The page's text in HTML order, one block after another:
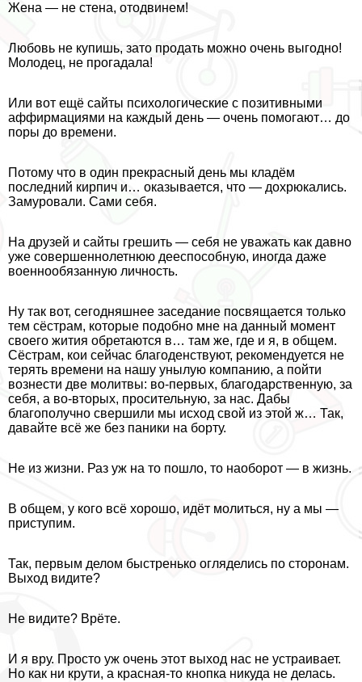
Жена — не стена, отодвинем!
Любовь не купишь, зато продать можно очень выгодно!
Молодец, не прогадала!
Или вот ещё сайты психологические с позитивными
аффирмациями на каждый день — очень помогают… до
поры до времени.
Потому что в один прекрасный день мы кладём
последний кирпич и… оказывается, что — дохрюкались.
Замуровали. Сами себя.
На друзей и сайты грешить — себя не уважать как давно
уже совершеннолетнюю дееспособную, иногда даже
военнообязанную личность.
Ну так вот, сегодняшнее заседание посвящается только
тем сёстрам, которые подобно мне на данный момент
своего жития обретаются в… там же, где и я, в общем.
Сёстрам, кои сейчас благоденствуют, рекомендуется не
терять времени на нашу унылую компанию, а пойти
вознести две молитвы: во-первых, благодарственную, за
себя, а во-вторых, просительную, за нас. Дабы
благополучно свершили мы исход свой из этой ж… Так,
давайте всё же без паники на борту.
Не из жизни. Раз уж на то пошло, то наоборот — в жизнь.
В общем, у кого всё хорошо, идёт молиться, ну а мы —
приступим.
Так, первым делом быстренько огляделись по сторонам.
Выход видите?
Не видите? Врёте.
И я вру. Просто уж очень этот выход нас не устраивает.
Но как ни крути, а красная-то кнопка никуда не делась.